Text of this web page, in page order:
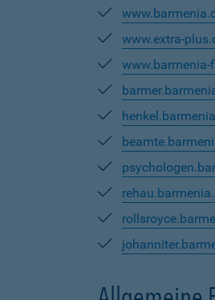
www.extra-
www.barmenia-